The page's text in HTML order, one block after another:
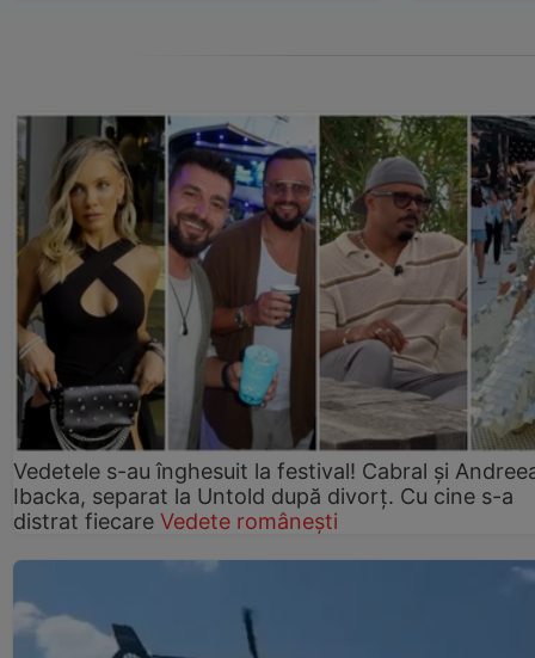
Vedetele s-au înghesuit la festival! Cabral și
Ibacka, separat la Untold după divorț. Cu cine s-a
distrat fiecare Vedete românești